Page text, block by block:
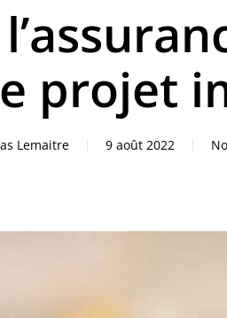
projet
Lemaitre 9 août 2022